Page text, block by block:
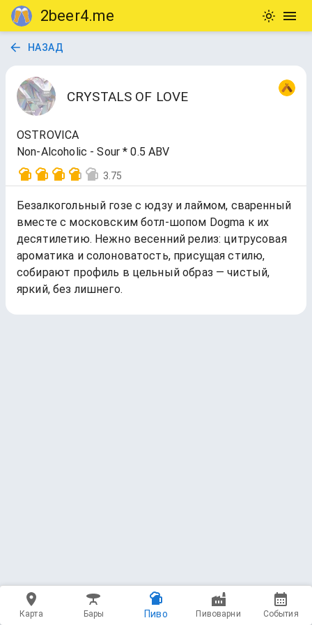
2beer4.me
НАЗАД
CRYSTALS OF LOVE
OSTROVICA
Non-Alcoholic - Sour * 0.5 ABV
3.75
Безалкогольный гозе с юдзу и лаймом, сваренный
вместе с московским ботл-шопом Dogma к их
десятилетию. Нежно весенний релиз: цитрусовая
ароматика и солоноватость, присущая стилю,
собирают профиль в цельный образ — чистый,
яркий, без лишнего.
Карта Бары Пиво Пивоварни События